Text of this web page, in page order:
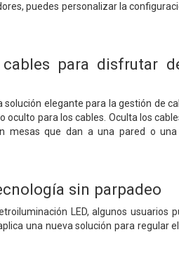
puedes personalizar la
para disfrutar
elegante para la gestión de
para los cables. Oculta los
mesas que dan a una pared o
sin parpadeo
LED, algunos usuarios
una nueva solución para regular